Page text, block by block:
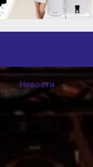
Новости
ОПУБЛИКОВАНО